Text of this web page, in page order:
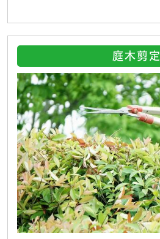
庭木剪定